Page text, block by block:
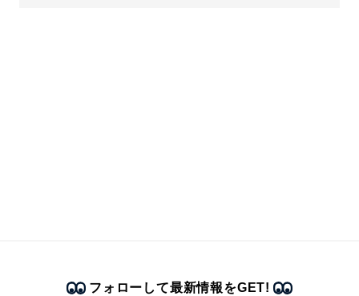
フォローして最新情報をGET!